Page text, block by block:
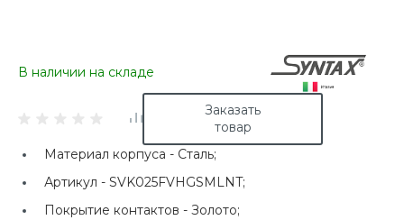
В наличии на складе
Заказать
товар
Материал корпуса - Сталь;
Артикул - SVK025FVHGSMLNT;
Покрытие контактов - Золото;